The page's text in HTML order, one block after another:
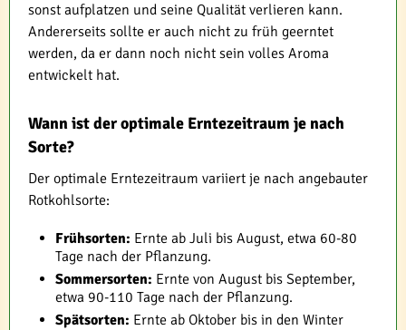
sonst aufplatzen und seine Qualität verlieren kann.
Andererseits sollte er auch nicht zu früh geerntet
werden, da er dann noch nicht sein volles Aroma
entwickelt hat.
Wann ist der optimale Erntezeitraum je nach
Sorte?
Der optimale Erntezeitraum variiert je nach angebauter
Rotkohlsorte:
Frühsorten: Ernte ab Juli bis August, etwa 60-80
Tage nach der Pflanzung.
Sommersorten: Ernte von August bis September,
etwa 90-110 Tage nach der Pflanzung.
Spätsorten: Ernte ab Oktober bis in den Winter